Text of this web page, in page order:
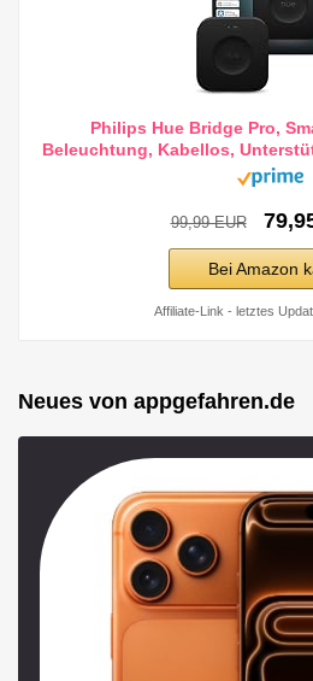
Philips Hue Bridge Pro,
Beleuchtung, Kabellos,
99,99 EUR
Bei Amazon
Affiliate-Link - letztes
Neues von appgefahren.de